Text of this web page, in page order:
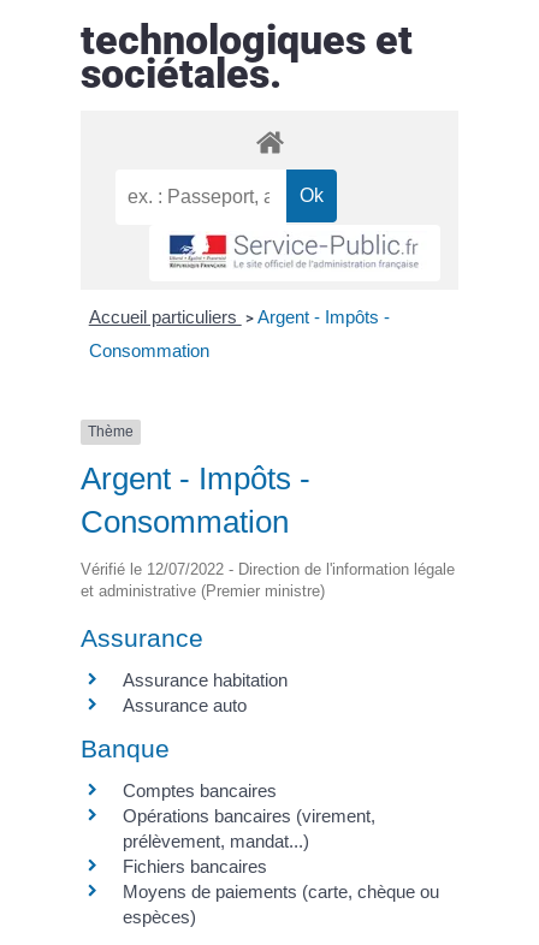
technologiques et
sociétales.
Accueil particuliers > Argent - Impôts -
Consommation
Thème
Argent - Impôts -
Consommation
Vérifié le 12/07/2022 - Direction de l'information légale
et administrative (Premier ministre)
Assurance
Assurance habitation
Assurance auto
Banque
Comptes bancaires
Opérations bancaires (virement,
prélèvement, mandat...)
Fichiers bancaires
Moyens de paiements (carte, chèque ou
espèces)